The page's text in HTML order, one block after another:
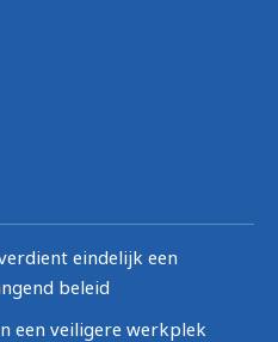
eindelijk een
beleid
een veiligere werkplek